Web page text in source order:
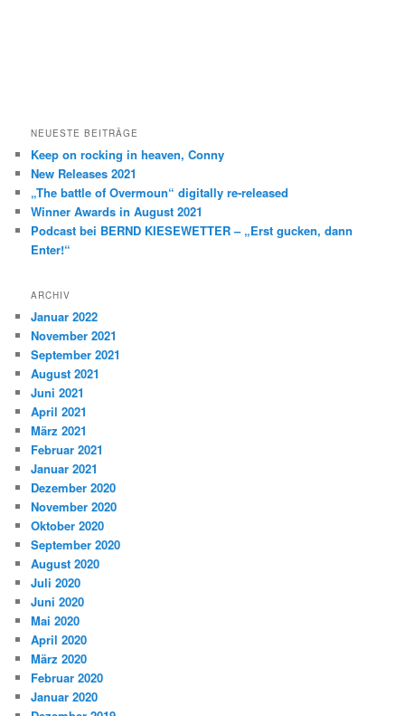
NEUESTE BEITRÄGE
Keep on rocking in heaven, Conny
New Releases 2021
„The battle of Overmoun“ digitally re-released
Winner Awards in August 2021
Podcast bei BERND KIESEWETTER – „Erst gucken, dann
Enter!“
ARCHIV
Januar 2022
November 2021
September 2021
August 2021
Juni 2021
April 2021
März 2021
Februar 2021
Januar 2021
Dezember 2020
November 2020
Oktober 2020
September 2020
August 2020
Juli 2020
Juni 2020
Mai 2020
April 2020
März 2020
Februar 2020
Januar 2020